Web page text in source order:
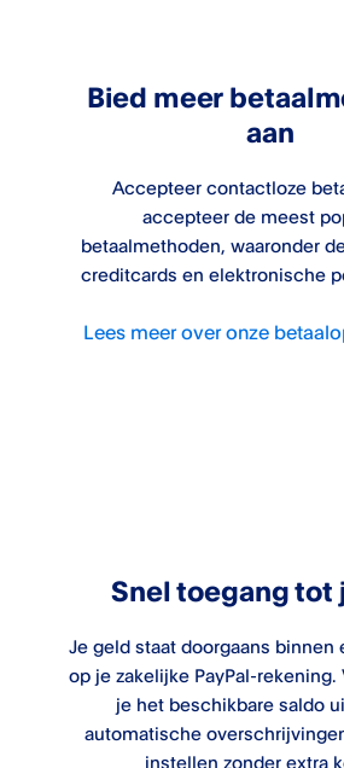
Bied meer
aan
Accepteer contactloze
accepteer de meest
betaalmethoden, waaronder
creditcards en elektronische
Lees meer over onze
Snel toegang tot
Je geld staat doorgaans binnen
op je zakelijke PayPal-rekening.
je het beschikbare saldo
automatische
instellen zonder extra